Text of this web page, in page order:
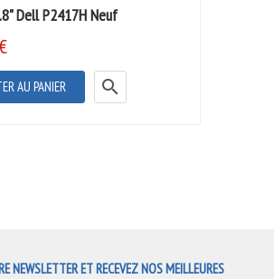
Dell P2417H Neuf
AU PANIER 
NEWSLETTER ET RECEVEZ NOS MEILLEURES